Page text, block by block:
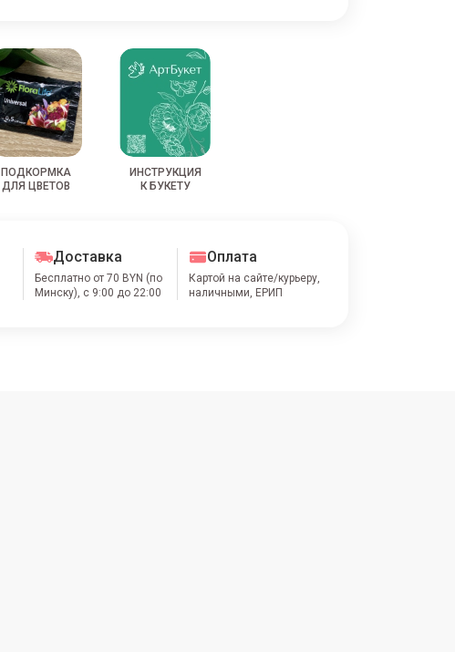
ПОДКОРМКА
ДЛЯ ЦВЕТОВ
ИНСТРУКЦИЯ
К БУКЕТУ
Доставка
Бесплатно от 70 BYN (по
Минску), с 9:00 до 22:00
Оплата
Картой на сайте/курьеру,
наличными, ЕРИП